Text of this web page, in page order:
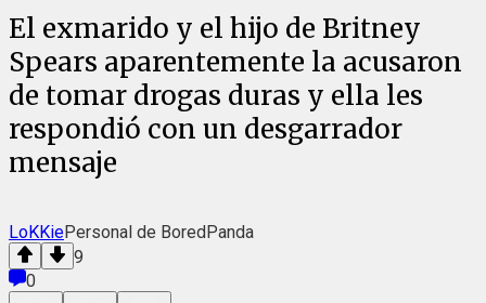
El exmarido y el hijo de Britney
Spears aparentemente la acusaron
de tomar drogas duras y ella les
respondió con un desgarrador
mensaje
LoKKiePersonal de BoredPanda
9
0